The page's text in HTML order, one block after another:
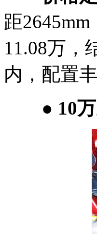
距
11.08万，
内，配置
● 10万